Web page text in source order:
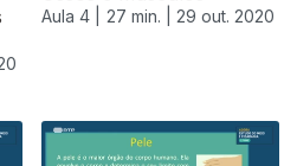
Aula 4 | 27 min. | 29 out. 2020